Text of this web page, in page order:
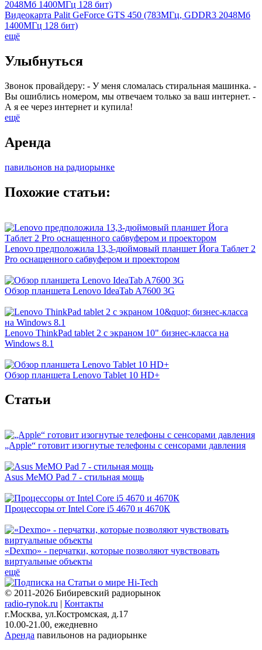
Видеокарта Palit GeForce GTS 450 (783МГц, GDDR3 2048Мб
1400МГц 128 бит)
ещё
Улыбнуться
Звонок провайдеру: - У меня сломалась стиральная машинка. -
Вы ошиблись номером, мы отвечаем только за ваш интернет. -
А я ее через интернет и купила!
ещё
Аренда
павильонов на радиорынке
Похожие статьи:
Lenovo предположила 13,3-дюймовый планшет Йога Таблет 2
Pro оснащенного сабвуфером и проектором
Обзор планшета Lenovo IdeaTab A7600 3G
Lenovo ThinkPad tablet 2 с экраном 10" бизнес-класса на
Windows 8.1
Обзор планшета Lenovo Tablet 10 HD+
Cтатьи
„Apple“ готовит изогнутые телефоны с сенсорами давления
Asus MeMO Pad 7 - стильная мощь
Процессоры от Intel Core i5 4670 и 4670К
«Dexmo» - перчатки, которые позволяют чувствовать
виртуальные объекты
ещё
© 2011-2026 Бибиревский радиорынок
radio-rynok.ru | Контакты
г.Москва, ул.Костромская, д.17
10.00-21.00, ежедневно
Аренда павильонов на радиорынке